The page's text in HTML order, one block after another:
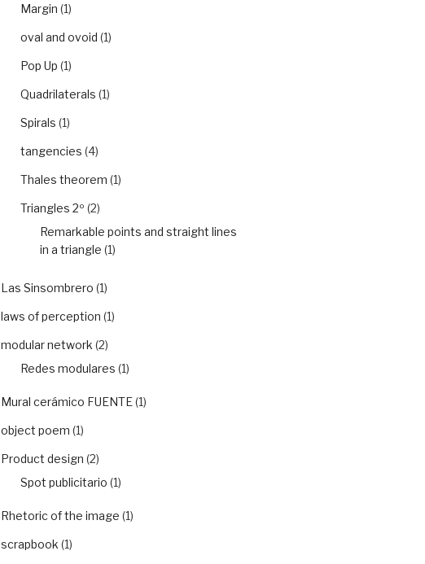
Margin (1)
oval and ovoid (1)
Pop Up (1)
Quadrilaterals (1)
Spirals (1)
tangencies (4)
Thales theorem (1)
Triangles 2º (2)
Remarkable points and straight lines
in a triangle (1)
Las Sinsombrero (1)
laws of perception (1)
modular network (2)
Redes modulares (1)
Mural cerámico FUENTE(1)
object poem (1)
Product design (2)
Spot publicitario (1)
Rhetoric of the image (1)
scrapbook (1)